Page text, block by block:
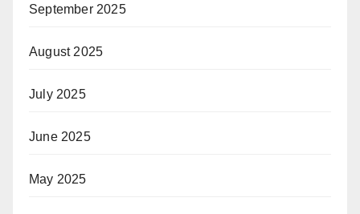
September 2025
August 2025
July 2025
June 2025
May 2025